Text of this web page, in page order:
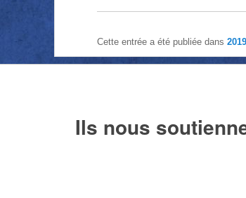
Cette entrée a été publiée dans 2019
Ils nous